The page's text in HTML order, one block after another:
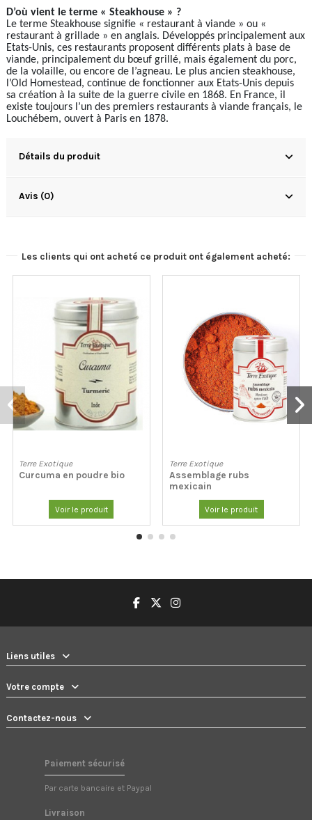
D’où vient le terme « Steakhouse » ?
Le terme Steakhouse signifie « restaurant à viande » ou «
restaurant à grillade » en anglais. Développés principalement aux
Etats-Unis, ces restaurants proposent différents plats à base de
viande, principalement du bœuf grillé, mais également du porc,
de la volaille, ou encore de l’agneau. Le plus ancien steakhouse,
l’Old Homestead, continue de fonctionner aux Etats-Unis depuis
sa création à la suite de la guerre civile en 1868. En France, il
existe toujours l’un des premiers restaurants à viande français, le
Louchébem, ouvert à Paris en 1878.
Détails du produit
Avis (0)
Les clients qui ont acheté ce produit ont également acheté:
Terre Exotique
Curcuma en poudre bio
Voir le produit
Terre Exotique
Assemblage rubs
mexicain
Voir le produit
Liens utiles
Votre compte
Contactez-nous
Paiement sécurisé
Par carte bancaire et Paypal
Livraison